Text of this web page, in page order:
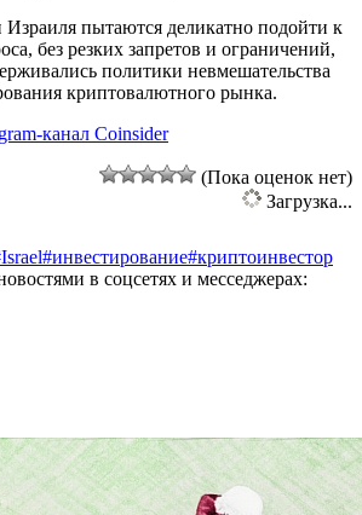
пытаются деликатно подойти к
без резких запретов и ограничений,
политики невмешательства
криптовалютного рынка.
канал Coinsider
(Пока оценок нет)
Загрузка...
#инвестирование#криптоинвестор
в соцсетях и месседжерах: